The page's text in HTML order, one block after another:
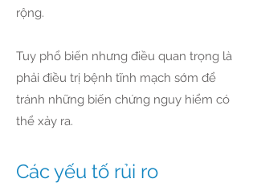
rộng.
Tuy phổ biến nhưng điều quan trọng là
phải điều trị bệnh tĩnh mạch sớm để
tránh những biến chứng nguy hiểm có
thể xảy ra.
Các yếu tố rủi ro